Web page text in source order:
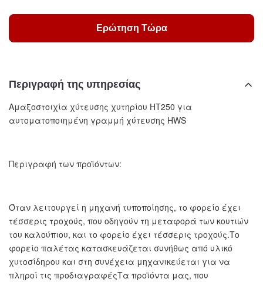
Ερώτηση Τώρα
Περιγραφή της υπηρεσίας
Αμαξοστοιχία χύτευσης χυτηρίου HT250 για
αυτοματοποιημένη γραμμή χύτευσης HWS
Περιγραφή των προϊόντων:
Όταν λειτουργεί η μηχανή τυποποίησης, το φορείο έχει
τέσσερις τροχούς, που οδηγούν τη μεταφορά των κουτιών
του καλούπιου, και το φορείο έχει τέσσερις τροχούς.Το
φορείο παλέτας κατασκευάζεται συνήθως από υλικό
χυτοσίδηρου και στη συνέχεια μηχανικεύεται για να
πληροί τις προδιαγραφέςΤα προϊόντα μας, που